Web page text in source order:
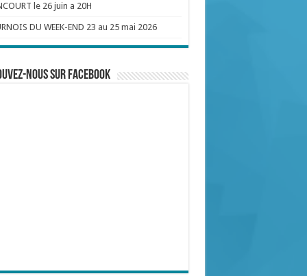
le 26 juin a 20H
DU WEEK-END 23 au 25 mai 2026
nous sur Facebook